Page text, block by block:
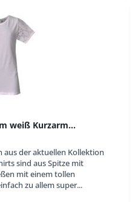
weiß Kurzarm...
aus der aktuellen Kollektion
sind aus Spitze mit
mit einem tollen
zu allem super...